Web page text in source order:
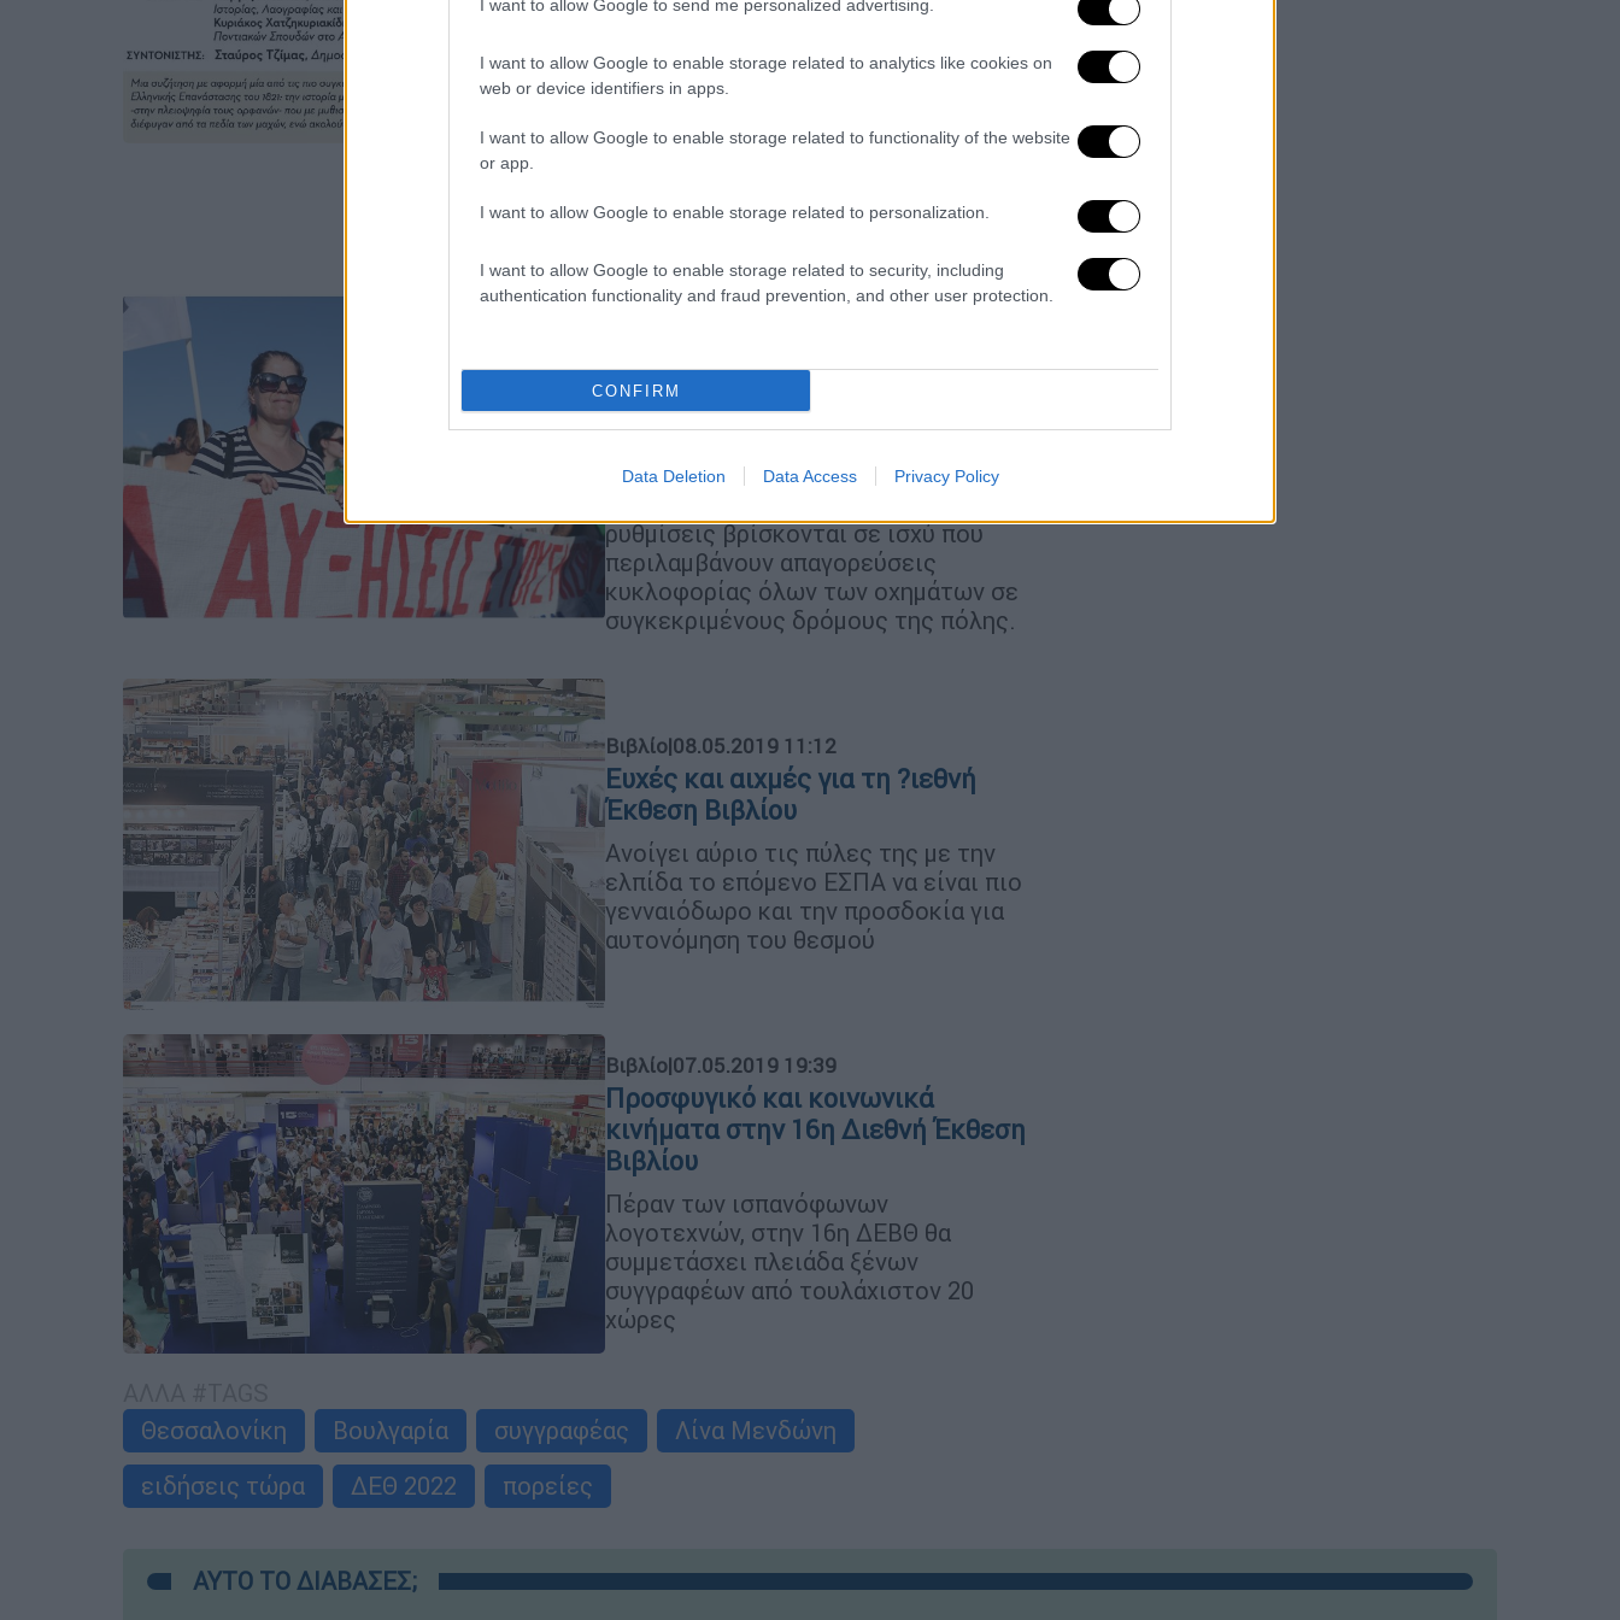
I want to allow Google to send me personalized advertising.
I want to allow Google to enable storage related to analytics like cookies on
web or device identifiers in apps.
I want to allow Google to enable storage related to functionality of the website
or app.
I want to allow Google to enable storage related to personalization.
I want to allow Google to enable storage related to security, including
authentication functionality and fraud prevention, and other user protection.
CONFIRM
Data Deletion Data Access Privacy Policy
του βιβλίο
Πρόκειται για ένα συναρπαστικό
οδοιπορικό σε κάποιους από τους
Νάουσα, τα Ψαρά, το Μεσολόγγι,
κατάγονταν τα ορφανά της
Ελλάδα|10.09.2022 18:33
Θεσσαλονίκη - «Φρούριο» η πόλη
ενόψει της ομιλίας Μητσοτάκη
στη ΔΕΘ
Πολύ ισχυρή είναι η αστυνομική
ρυθμίσεις βρίσκονται σε ισχύ που
περιλαμβάνουν απαγορεύσεις
κυκλοφορίας όλων των οχημάτων σε
συγκεκριμένους δρόμους της πόλης.
Βιβλίο|08.05.2019 11:12
Ευχές και αιχµές για τη ?ιεθνή
Έκθεση Βιβλίου
Ανοίγει αύριο τις πύλες της µε την
ελπίδα το επόµενο ΕΣΠΑ να είναι πιο
γενναιόδωρο και την προσδοκία για
αυτονόµηση του θεσµού
Βιβλίο|07.05.2019 19:39
Προσφυγικό και κοινωνικά
κινήματα στην 16η Διεθνή Έκθεση
Βιβλίου
Πέραν των ισπανόφωνων
λογοτεχνών, στην 16η ΔΕΒΘ θα
συμμετάσχει πλειάδα ξένων
συγγραφέων από τουλάχιστον 20
χώρες
Θεσσαλονίκη
Βουλγαρία συγγραφέας
Λίνα Μενδώνη
ειδήσεις τώρα
ΔΕΘ 2022 πορείες
ΑΥΤΟ ΤΟ ΔΙΑΒΑΣΕΣ;